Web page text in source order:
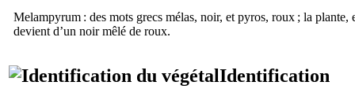
Melampyrum : des mots grecs mélas, noir, et pyros, roux ; la plante,
devient d’un noir mêlé de roux.
Identification